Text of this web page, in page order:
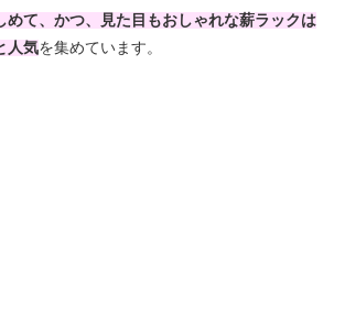
めて、かつ、見た目もおしゃれな薪ラックは
人気を集めています。